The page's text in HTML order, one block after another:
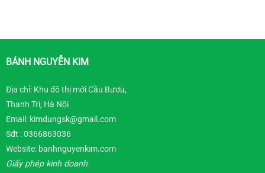
BÁNH NGUYỄN KIM
Địa chỉ: Khu đô thị mới Cầu Bươu,
Thanh Trì, Hà Nội
Email: kimdungsk@gmail.com
Sđt :0366863036
Website: banhnguyenkim.com
Giấy phép kinh doanh